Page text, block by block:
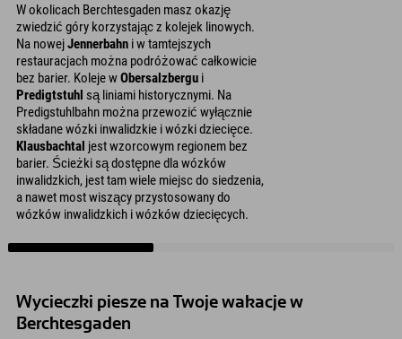
W okolicach Berchtesgaden masz okazję
zwiedzić góry korzystając z kolejek linowych.
Na nowejJennerbahn i w tamtejszych
restauracjach można podróżować całkowicie
bez barier. Koleje wObersalzbergu i
Predigtstuhl są liniami historycznymi. Na
Predigstuhlbahn można przewozić wyłącznie
składane wózki inwalidzkie i wózki dziecięce.
Klausbachtal jest wzorcowym regionem bez
barier. Ścieżki są dostępne dla wózków
inwalidzkich, jest tam wiele miejsc do siedzenia,
a nawet most wiszący przystosowany do
wózków inwalidzkich i wózków dziecięcych.
Wycieczki piesze na Twoje wakacje w
Berchtesgaden